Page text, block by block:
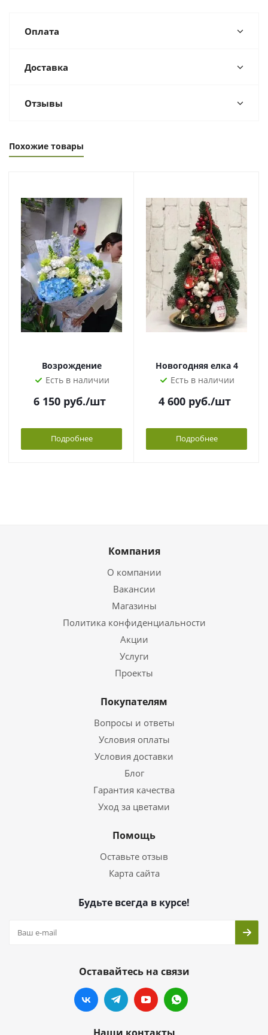
Оплата
Доставка
Отзывы
Похожие товары
Возрождение
Есть в наличии
6 150руб./шт
Подробнее
Новогодняя елка 4
Есть в наличии
4 600руб./шт
Подробнее
Компания
О компании
Вакансии
Магазины
Политика конфиденциальности
Акции
Услуги
Проекты
Покупателям
Вопросы и ответы
Условия оплаты
Условия доставки
Блог
Гарантия качества
Уход за цветами
Помощь
Оставьте отзыв
Карта сайта
Будьте всегда в курсе!
Оставайтесь на связи